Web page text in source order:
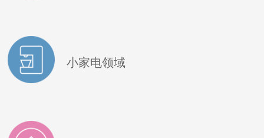
小家电领域